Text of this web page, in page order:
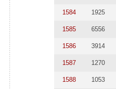
1584 1925
1585 6556
1586 3914
1587 1270
1588 1053